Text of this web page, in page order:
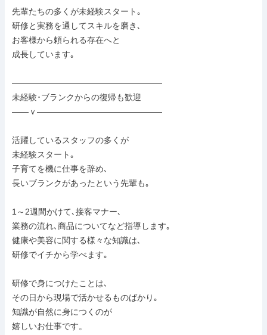
先輩たちの多くが未経験スタート｡
研修と実務を通してスキルを磨き､
お客様から頼られる存在へと
成長しています｡
――――――――――――――――――
未経験･ブランクからの復帰も歓迎
――ｖ―――――――――――――――
活躍しているスタッフの多くが
未経験スタート｡
子育てを機に仕事を辞め､
長いブランクがあったという先輩も｡
1～2週間かけて､接客マナー､
業務の流れ､商品についてなど指導します｡
健康や美容に関する様々な知識は､
研修でイチから学べます｡
研修で身につけたことは､
その日から現場で活かせるものばかり｡
知識が自然に身につくのが
嬉しいお仕事です。